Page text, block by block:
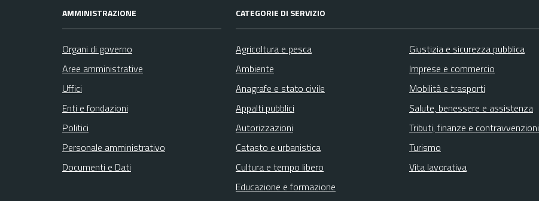
AMMINISTRAZIONE
Organi di governo
Aree amministrative
Uffici
Enti e fondazioni
Politici
Personale amministrativo
Documenti e Dati
CATEGORIE DI SERVIZIO
Agricoltura e pesca
Ambiente
Anagrafe e stato civile
Appalti pubblici
Autorizzazioni
Catasto e urbanistica
Cultura e tempo libero
Educazione e formazione
Giustizia e sicurezza pubblica
Imprese e commercio
Mobilità e trasporti
Salute, benessere e assistenza
Tributi, finanze e contravvenzioni
Turismo
Vita lavorativa